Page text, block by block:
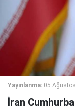
Yayınlanma: 05
İran